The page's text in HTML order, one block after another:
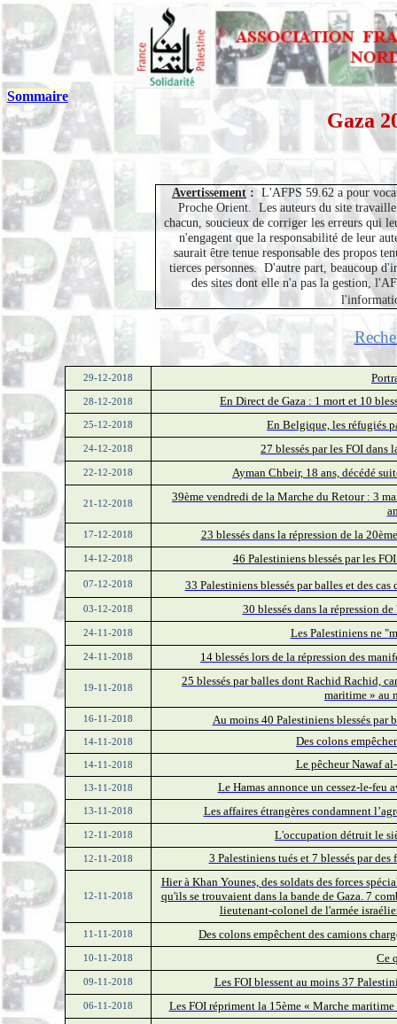
Sommaire
Gaza
Avertissement : L'AFPS 59.62 a pour
Proche Orient.
Les auteurs du site
chacun, soucieux de corriger les erreurs qui
n'engagent que la responsabilité de leur
saurait être tenue responsable des propos
tierces personnes. D'autre part, beaucoup
des sites dont elle n'a pas la gestion,
29-12-2018
28-12-2018 En Direct de Gaza : 1 mort et 10
25-12-2018 En Belgique, les réfugiés
24-12-2018 27 blessés par les FOI dans
22-12-2018 Ayman Chbeir, 18 ans, décédé
21-12-2018
39ème vendredi de la Marche du Retour : 3
17-12-2018 23 blessés dans la répression de la
14-12-2018 46 Palestiniens blessés par les
07-12-2018 33 Palestiniens blessés par balles et des cas
03-12-2018 30 blessés dans la répression
24-11-2018 Les Palestiniens ne
24-11-2018 14 blessés lors de la répression des
19-11-2018
25 blessés par balles dont Rachid Rachid,
maritime » au
16-11-2018 Au moins 40 Palestiniens blessés par
14-11-2018 Des colons
14-11-2018 Le pêcheur Nawaf
13-11-2018 Le Hamas annonce un cessez-le-feu
13-11-2018 Les affaires étrangères condamnent
12-11-2018 L'occupation détruit le
12-11-2018 3 Palestiniens tués et 7 blessés par
12-11-2018
Hier à Khan Younes, des soldats des forces
qu'ils se trouvaient dans la bande de Gaza. 7
lieutenant-colonel de l'armée
11-11-2018 Des colons empêchent des camions
10-11-2018 Ce
09-11-2018 Les FOI blessent au moins 37
06-11-2018 Les FOI répriment la 15ème « Marche